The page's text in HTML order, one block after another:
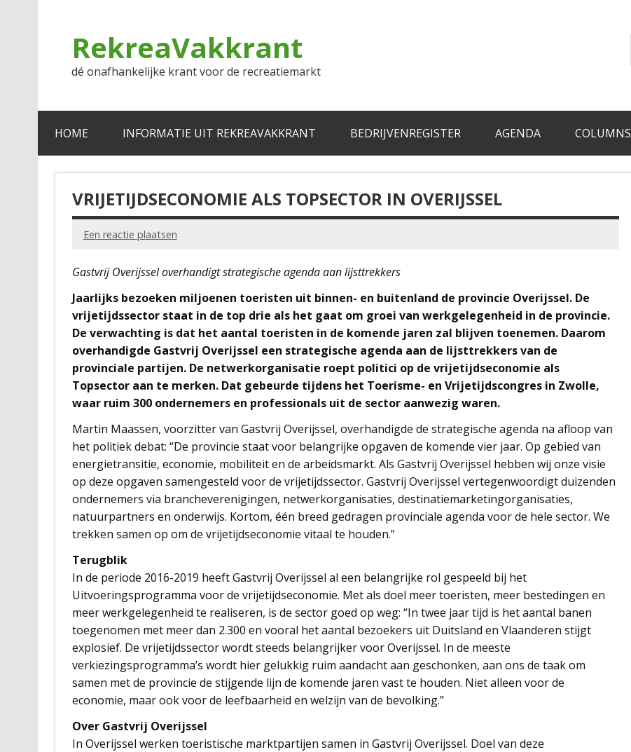
RekreaVakkrant
dé onafhankelijke krant voor de recreatiemarkt
HOME INFORMATIE UIT REKREAVAKKRANT BEDRIJVENREGISTER AGENDA COLUMNS
VRIJETIJDSECONOMIE ALS TOPSECTOR IN OVERIJSSEL
Een reactie plaatsen
Gastvrij Overijssel overhandigt strategische agenda aan lijsttrekkers
Jaarlijks bezoeken miljoenen toeristen uit binnen- en buitenland de provincie Overijssel. De
vrijetijdssector staat in de top drie als het gaat om groei van werkgelegenheid in de provincie.
De verwachting is dat het aantal toeristen in de komende jaren zal blijven toenemen. Daarom
overhandigde Gastvrij Overijssel een strategische agenda aan de lijsttrekkers van de
provinciale partijen. De netwerkorganisatie roept politici op de vrijetijdseconomie als
Topsector aan te merken. Dat gebeurde tijdens het Toerisme- en Vrijetijdscongres in Zwolle,
waar ruim 300 ondernemers en professionals uit de sector aanwezig waren.
Martin Maassen, voorzitter van Gastvrij Overijssel, overhandigde de strategische agenda na afloop van
het politiek debat: “De provincie staat voor belangrijke opgaven de komende vier jaar. Op gebied van
energietransitie, economie, mobiliteit en de arbeidsmarkt. Als Gastvrij Overijssel hebben wij onze visie
op deze opgaven samengesteld voor de vrijetijdssector. Gastvrij Overijssel vertegenwoordigt duizenden
ondernemers via brancheverenigingen, netwerkorganisaties, destinatiemarketingorganisaties,
natuurpartners en onderwijs. Kortom, één breed gedragen provinciale agenda voor de hele sector. We
trekken samen op om de vrijetijdseconomie vitaal te houden.”
Terugblik
In de periode 2016-2019 heeft Gastvrij Overijssel al een belangrijke rol gespeeld bij het
Uitvoeringsprogramma voor de vrijetijdseconomie. Met als doel meer toeristen, meer bestedingen en
meer werkgelegenheid te realiseren, is de sector goed op weg: “In twee jaar tijd is het aantal banen
toegenomen met meer dan 2.300 en vooral het aantal bezoekers uit Duitsland en Vlaanderen stijgt
explosief. De vrijetijdssector wordt steeds belangrijker voor Overijssel. In de meeste
verkiezingsprogramma’s wordt hier gelukkig ruim aandacht aan geschonken, aan ons de taak om
samen met de provincie de stijgende lijn de komende jaren vast te houden. Niet alleen voor de
economie, maar ook voor de leefbaarheid en welzijn van de bevolking.”
Over Gastvrij Overijssel
In Overijssel werken toeristische marktpartijen samen in Gastvrij Overijssel. Doel van deze